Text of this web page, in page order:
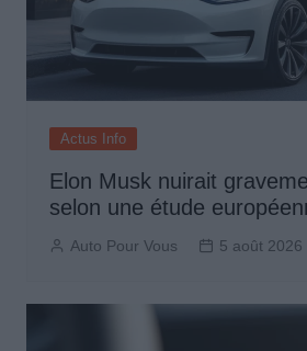
Actus Info
Elon Musk nuirait
selon une étude
Auto Pour Vous 5 août 2026